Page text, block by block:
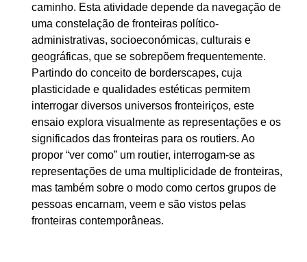
caminho. Esta atividade depende da navegação de
uma constelação de fronteiras político-
administrativas, socioeconómicas, culturais e
geográficas, que se sobrepõem frequentemente.
Partindo do conceito de borderscapes, cuja
plasticidade e qualidades estéticas permitem
interrogar diversos universos fronteiriços, este
ensaio explora visualmente as representações e os
significados das fronteiras para os routiers. Ao
propor “ver como” um routier, interrogam-se as
representações de uma multiplicidade de fronteiras,
mas também sobre o modo como certos grupos de
pessoas encarnam, veem e são vistos pelas
fronteiras contemporâneas.